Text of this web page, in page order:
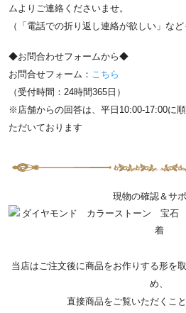
ムよりご連絡くださいませ。
（「電話での折り返し連絡が欲しい」など
◆お問合わせフォームから◆
お問合せフォーム： こちら
（受付時間：24時間365日）
※店舗からの回答は、平日10:00-17:00に
ただいております
現物の確認＆サ
当店はご注文後に商品をお作りする形を
め、
直接商品をご覧いただくこ